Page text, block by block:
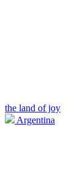
the land of joy
Argentina